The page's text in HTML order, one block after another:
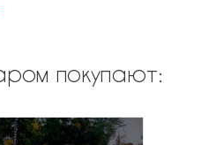
покупают: